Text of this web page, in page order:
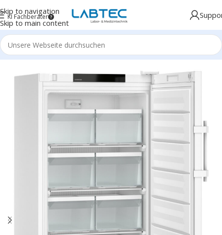
Skip to navigation
Skip to main content
KI Fachberater